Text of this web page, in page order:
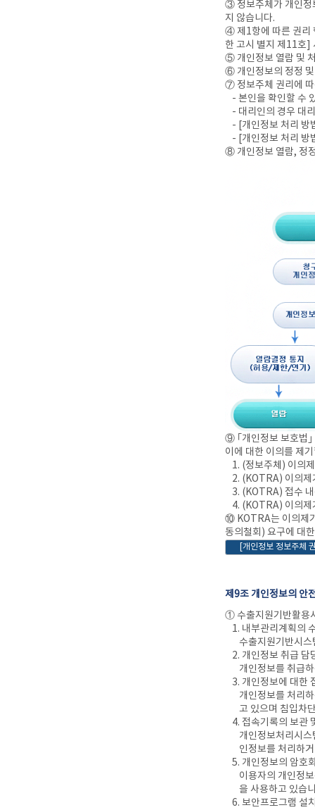
③ 정보주체가 개인정
지 않습니다.
④ 제1항에 따른 권리
한 고시 별지 제11호]
⑤ 개인정보 열람 및
⑥ 개인정보의 정정 및
⑦ 정보주체 권리에 따
- 본인을 확인할 수
- 대리인의 경우 대
- [개인정보 처리 방
- [개인정보 처리 방
⑧ 개인정보 열람, 정
⑨ ｢개인정보 보호법｣
이에 대한 이의를 제
1. (정보주체) 이의
2. (KOTRA) 이의제
3. (KOTRA) 접수
4. (KOTRA) 이의제
⑩ KOTRA는 이의제
동의철회) 요구에 대
[개인정보 정보주체
제9조 개인정보의 안
① 수출지원기반활용
1. 내부관리계획의
수출지원기반시스
2. 개인정보 취급 담
개인정보를 취급
3. 개인정보에 대한
개인정보를 처리
고 있으며 침입차
4. 접속기록의 보관
개인정보처리시
인정보를 처리하
5. 개인정보의 암호
이용자의 개인정
을 사용하고 있습
6. 보안프로그램 설